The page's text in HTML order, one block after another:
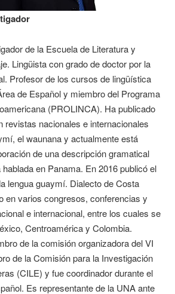
de la Escuela de Literatura y
Lingüista con grado de doctor por la
Profesor de los cursos de lingüística
de Español y miembro del Programa
(PROLINCA). Ha publicado
revistas nacionales e internacionales
el waunana y actualmente está
de una descripción gramatical
en Panama. En 2016 publicó el
lengua guaymí. Dialecto de Costa
en varios congresos, conferencias y
e internacional, entre los cuales se
Centroamérica y Colombia.
de la comisión organizadora del VI
de la Comisión para la Investigación
(CILE) y fue coordinador durante el
Es representante de la UNA ante